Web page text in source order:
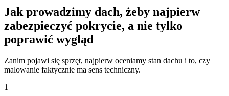
Jak prowadzimy dach, żeby najpierw
zabezpieczyć pokrycie, a nie tylko
poprawić wygląd
Zanim pojawi się sprzęt, najpierw oceniamy stan dachu i to, czy
malowanie faktycznie ma sens techniczny.
1